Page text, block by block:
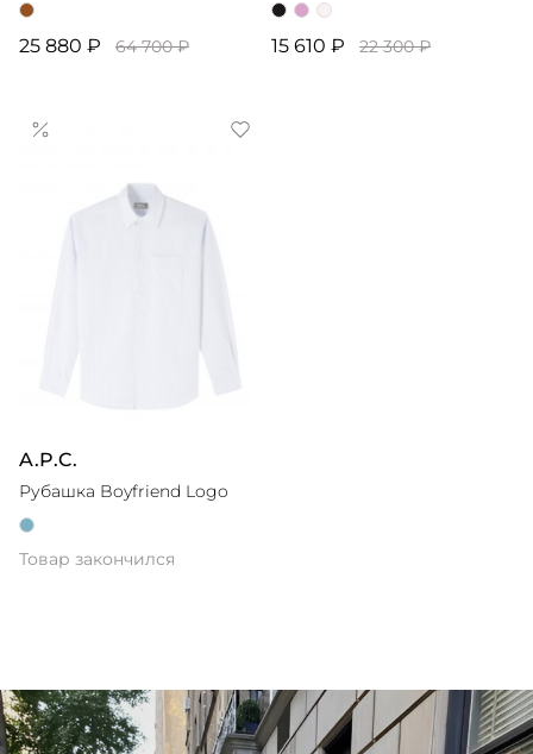
25 880 ₽ 64 700 ₽ 15 610 ₽ 22 300 ₽
A.P.C.
Рубашка Boyfriend Logo
Товар закончился